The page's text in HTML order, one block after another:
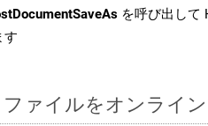
を呼び出して
す
ファイルをオンライ